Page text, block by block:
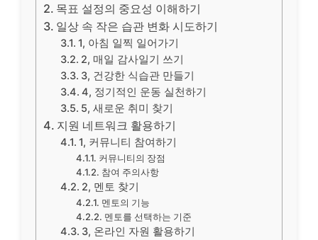
목표 설정의 중요성 이해하기
일상 속 작은 습관 변화 시도하기
1, 아침 일찍 일어가기
2, 매일 감사일기 쓰기
3, 건강한 식습관 만들기
4, 정기적인 운동 실천하기
5, 새로운 취미 찾기
지원 네트워크 활용하기
1, 커뮤니티 참여하기
커뮤니티의 장점
참여 주의사항
2, 멘토 찾기
멘토의 기능
멘토를 선택하는 기준
3, 온라인 자원 활용하기